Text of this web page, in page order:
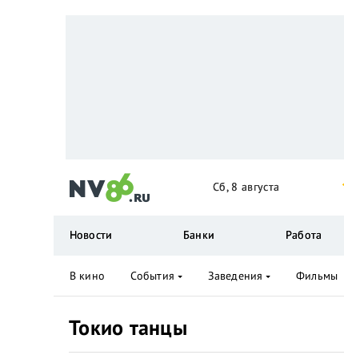
Токио танцы
Сб, 8 августа
Новости Банки Работа
В кино События Заведения Фильмы